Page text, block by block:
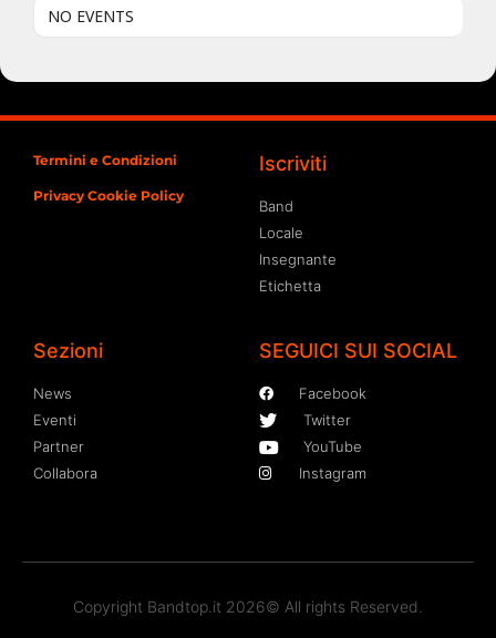
NO EVENTS
Termini e Condizioni
Privacy Cookie Policy
Iscriviti
Band
Locale
Insegnante
Etichetta
Sezioni
News
Eventi
Partner
Collabora
SEGUICI SUI SOCIAL
Facebook
Twitter
YouTube
Instagram
Copyright Bandtop.it 2026© All rights Reserved.